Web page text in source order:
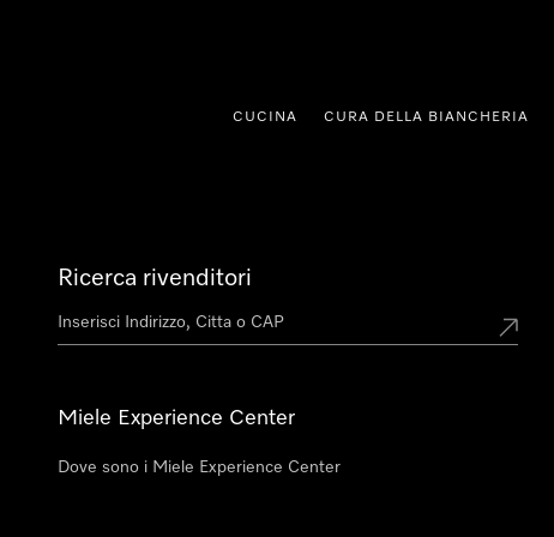
CUCINA CURA DELLA BIANCHERIA
Ricerca rivenditori
Miele Experience Center
Dove sono i Miele Experience Center